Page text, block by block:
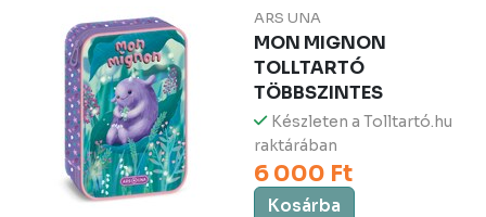
ARS UNA
MON MIGNON
TOLLTARTÓ
TÖBBSZINTES
Készleten a Tolltartó.hu
raktárában
6 000 Ft
Kosárba